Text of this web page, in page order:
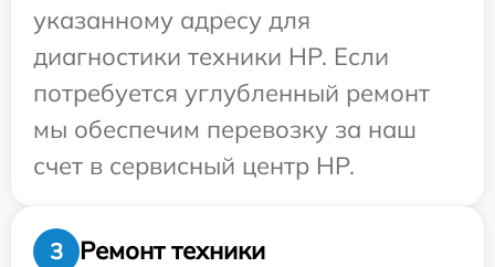
указанному адресу для
диагностики техники HP. Если
потребуется углубленный ремонт
мы обеспечим перевозку за наш
счет в сервисный центр HP.
3
Ремонт техники